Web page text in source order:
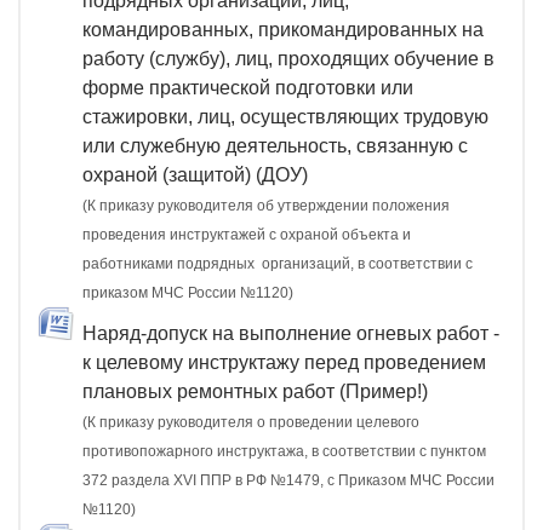
командированных, прикомандированных на
работу (службу), лиц, проходящих обучение в
форме практической подготовки или
стажировки, лиц, осуществляющих трудовую
или служебную деятельность, связанную с
охраной (защитой) (ДОУ)
(К приказу руководителя об утверждении положения
проведения инструктажей с охраной объекта и
работниками подрядных организаций, в соответствии с
приказом МЧС России №1120)
Наряд-допуск на выполнение огневых работ -
к целевому инструктажу перед проведением
плановых ремонтных работ (Пример!)
(К приказу руководителя о проведении целевого
противопожарного инструктажа, в соответствии с пунктом
372 раздела XVI ППР в РФ №1479, c Приказом МЧС России
№1120)